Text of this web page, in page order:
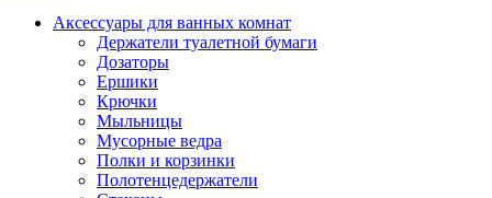
Аксессуары для ванных комнат
Держатели туалетной бумаги
Дозаторы
Ершики
Крючки
Мыльницы
Мусорные ведра
Полки и корзинки
Полотенцедержатели